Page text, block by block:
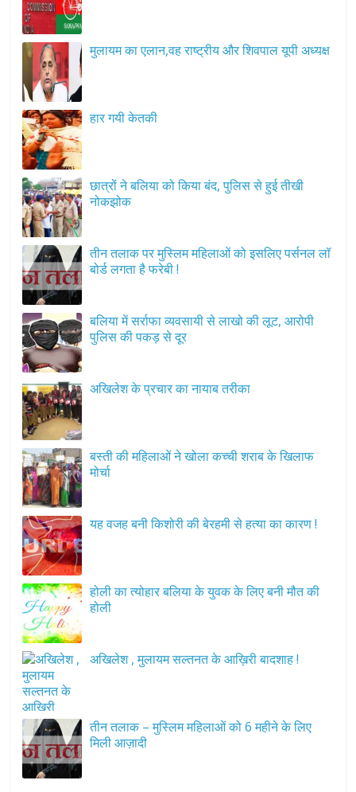
मुलायम का एलान,वह राष्ट्रीय और शिवपाल यूपी अध्यक्ष
हार गयी केतकी
छात्रों ने बलिया को किया बंद, पुलिस से हुई तीखी
नोकझोक
तीन तलाक पर मुस्लिम महिलाओं को इसलिए पर्सनल लॉ
बोर्ड लगता है फरेबी !
बलिया में सर्राफा व्यवसायी से लाखो की लूट, आरोपी
पुलिस की पकड़ से दूर
अखिलेश के प्रचार का नायाब तरीका
बस्ती की महिलाओं ने खोला कच्ची शराब के खिलाफ
मोर्चा
यह वजह बनी किशोरी की बेरहमी से हत्या का कारण !
होली का त्योहार बलिया के युवक के लिए बनी मौत की
होली
अखिलेश , मुलायम सल्तनत के आख़िरी बादशाह !
तीन तलाक – मुस्लिम महिलाओं को 6 महीने के लिए
मिली आज़ादी